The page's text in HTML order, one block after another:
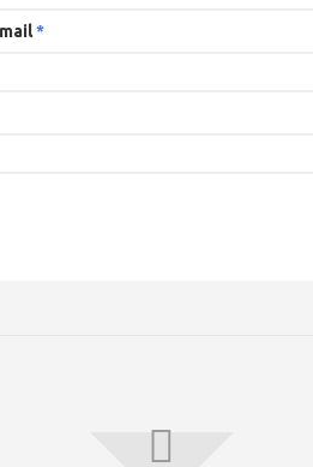
*